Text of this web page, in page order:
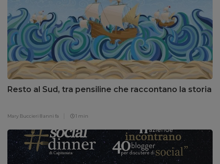
Resto al Sud, tra pensiline che raccontano la storia
Mary Buccieri 8 anni fa 1 min